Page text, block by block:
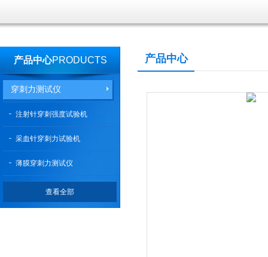
产品中心PRODUCTS
穿刺力测试仪
注射针穿刺强度试验机
采血针穿刺力试验机
薄膜穿刺力测试仪
查看全部
产品中心